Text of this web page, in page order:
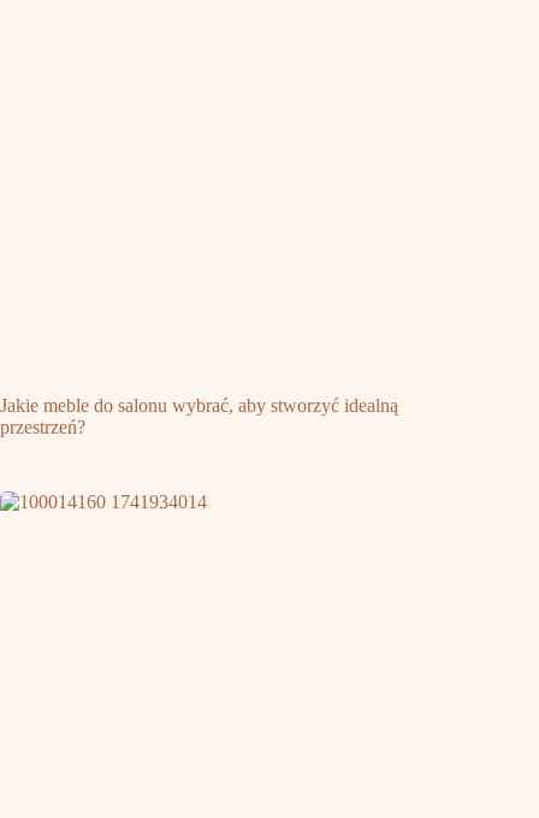
Jakie meble do salonu wybrać, aby stworzyć idealną
przestrzeń?